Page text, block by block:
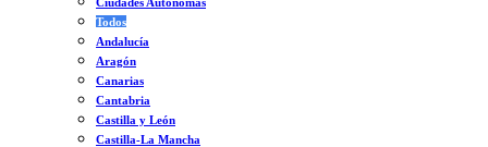
Todos
Andalucía
Aragón
Canarias
Cantabria
Castilla y León
Castilla-La Mancha